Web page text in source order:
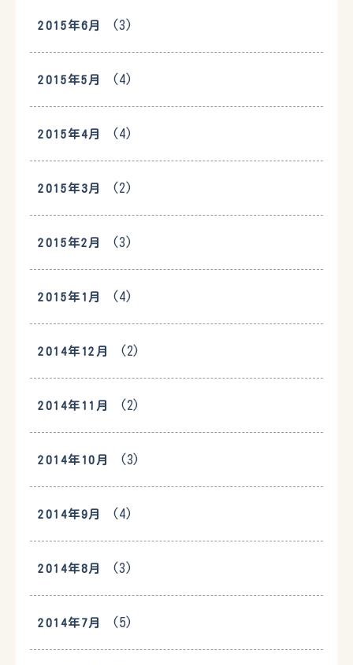
2015年6月 (3)
2015年5月 (4)
2015年4月 (4)
2015年3月 (2)
2015年2月 (3)
2015年1月 (4)
2014年12月 (2)
2014年11月 (2)
2014年10月 (3)
2014年9月 (4)
2014年8月 (3)
2014年7月 (5)